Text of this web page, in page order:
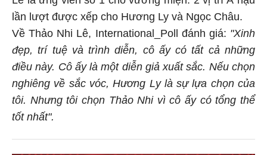
lần lượt được xếp cho Hương Ly và Ngọc Châu.
Về Thảo Nhi Lê, International_Poll đánh giá: "Xinh
đẹp, trí tuệ và trình diễn, cô ấy có tất cả những
điều này. Cô ấy là một diễn giả xuất sắc. Nếu chọn
nghiêng về sắc vóc, Hương Ly là sự lựa chọn của
tôi. Nhưng tôi chọn Thảo Nhi vì cô ấy có tổng thể
tốt nhất".